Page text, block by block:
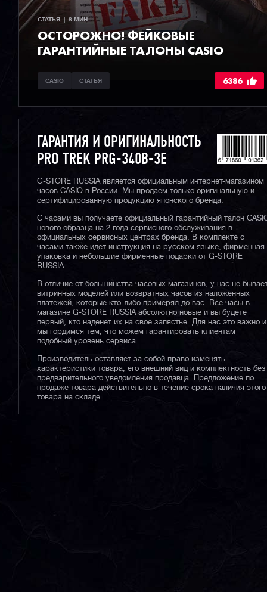
СТАТЬЯ  |  8 МИН
ОСТОРОЖНО! ФЕЙКОВЫЕ
ГАРАНТИЙНЫЕ ТАЛОНЫ CASIO
CASIO СТАТЬЯ 6386
ГАРАНТИЯ И ОРИГИНАЛЬНОСТЬ
PRO TREK PRG-340B-3E
G-STORE RUSSIA является официальным интернет-магазином
часов CASIO в России. Мы продаем только оригинальную и
сертифицированную продукцию японского бренда.
С часами вы получаете официальный гарантийный талон
нового образца на 2 года сервисного обслуживания в
официальных сервисных центрах бренда. В комплекте с
часами также идет инструкция на русском языке, фирменная
упаковка и небольшие фирменные подарки от G-STORE
RUSSIA.
В отличие от большинства часовых магазинов, у нас не
витринных моделей или возвратных часов из наложенных
платежей, которые кто-либо примерял до вас. Все часы в
магазине G-STORE RUSSIA абсолютно новые и вы будете
первый, кто наденет их на свое запястье. Для нас это важно и
мы гордимся тем, что можем гарантировать клиентам
подобный уровень сервиса.
Производитель оставляет за собой право изменять
характеристики товара, его внешний вид и комплектность без
предварительного уведомления продавца. Предложение по
продаже товара действительно в течение срока наличия этого
товара на складе.